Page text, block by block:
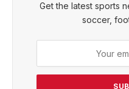
Get the latest sports
soccer,